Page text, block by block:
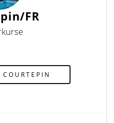
FR
COURTEPIN